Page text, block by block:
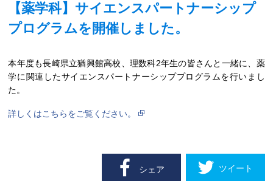
【薬学科】サイエンスパートナーシップ
プログラムを開催しました。
本年度も長崎県立猶興館高校、理数科2年生の皆さんと一緒に、薬
学に関連したサイエンスパートナーシッププログラムを行いまし
た。
詳しくはこちらをご覧ください。
シェア ツイート